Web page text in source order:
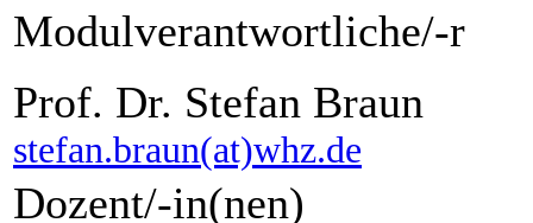
Modulverantwortliche/-r
Prof. Dr. Stefan Braun
stefan.braun(at)whz.de
Dozent/-in(nen)